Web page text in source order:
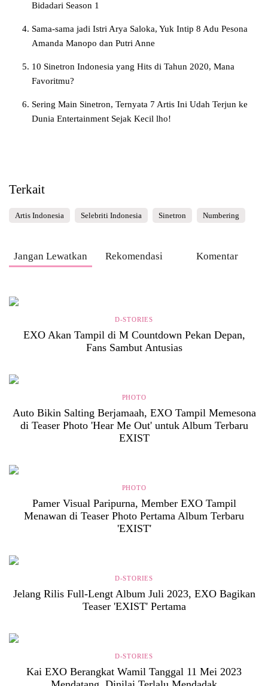
Bidadari Season 1
Sama-sama jadi Istri Arya Saloka, Yuk Intip 8 Adu Pesona
Amanda Manopo dan Putri Anne
10 Sinetron Indonesia yang Hits di Tahun 2020, Mana
Favoritmu?
Sering Main Sinetron, Ternyata 7 Artis Ini Udah Terjun ke
Dunia Entertainment Sejak Kecil lho!
Terkait
Artis Indonesia Selebriti Indonesia Sinetron Numbering
Jangan Lewatkan Rekomendasi Komentar
D-STORIES
EXO Akan Tampil di M Countdown Pekan Depan,
Fans Sambut Antusias
PHOTO
Auto Bikin Salting Berjamaah, EXO Tampil Memesona
di Teaser Photo 'Hear Me Out' untuk Album Terbaru
EXIST
PHOTO
Pamer Visual Paripurna, Member EXO Tampil
Menawan di Teaser Photo Pertama Album Terbaru
'EXIST'
D-STORIES
Jelang Rilis Full-Lengt Album Juli 2023, EXO Bagikan
Teaser 'EXIST' Pertama
D-STORIES
Kai EXO Berangkat Wamil Tanggal 11 Mei 2023